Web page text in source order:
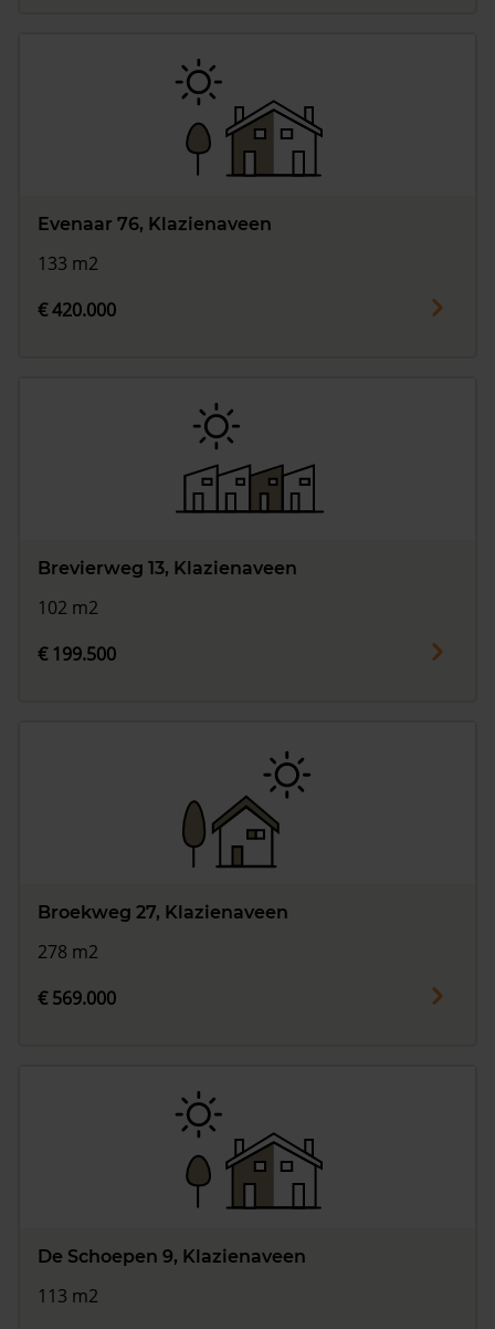
Evenaar 76, Klazienaveen
133 m2
€ 420.000
Brevierweg 13, Klazienaveen
102 m2
€ 199.500
Broekweg 27, Klazienaveen
278 m2
€ 569.000
De Schoepen 9, Klazienaveen
113 m2